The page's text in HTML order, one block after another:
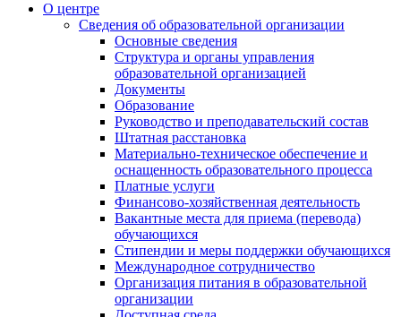
О центре
Сведения об образовательной организации
Основные сведения
Структура и органы управления
образовательной организацией
Документы
Образование
Руководство и преподавательский состав
Штатная расстановка
Материально-техническое обеспечение и
оснащенность образовательного процесса
Платные услуги
Финансово-хозяйственная деятельность
Вакантные места для приема (перевода)
обучающихся
Стипендии и меры поддержки обучающихся
Международное сотрудничество
Организация питания в образовательной
организации